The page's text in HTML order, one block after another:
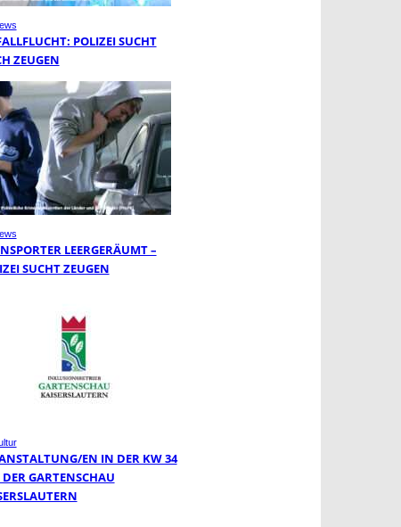
POLIZEI SUCHT
ZEUGEN
LEERGERÄUMT –
SUCHT ZEUGEN
EN IN DER KW 34
GARTENSCHAU